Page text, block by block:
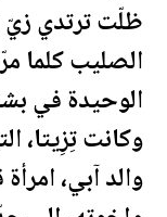
ظلّت ترتدي زيّ
الصليب كلما
الوحيدة في
وكانت تِزِيتا،
والد آبي،